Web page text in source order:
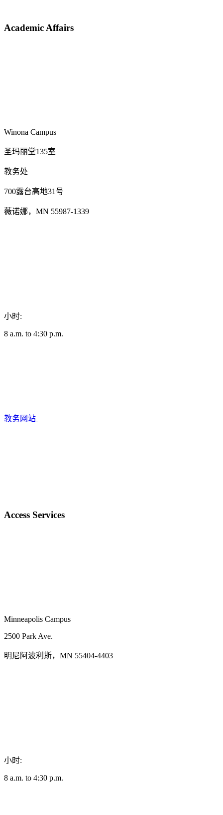
Academic Affairs
Winona Campus
圣玛丽堂135室
教务处
700露台高地31号
薇诺娜，MN 55987-1339
小时:
8 a.m. to 4:30 p.m.
教务网站
Access Services
Minneapolis Campus
2500 Park Ave.
明尼阿波利斯，MN 55404-4403
小时:
8 a.m. to 4:30 p.m.